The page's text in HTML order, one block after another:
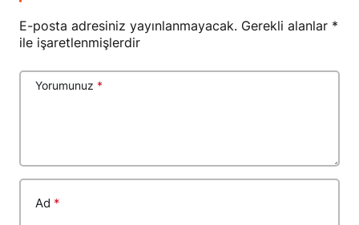
E-posta adresiniz yayınlanmayacak. Gerekli alanlar *
ile işaretlenmişlerdir
Yorumunuz *
Ad *